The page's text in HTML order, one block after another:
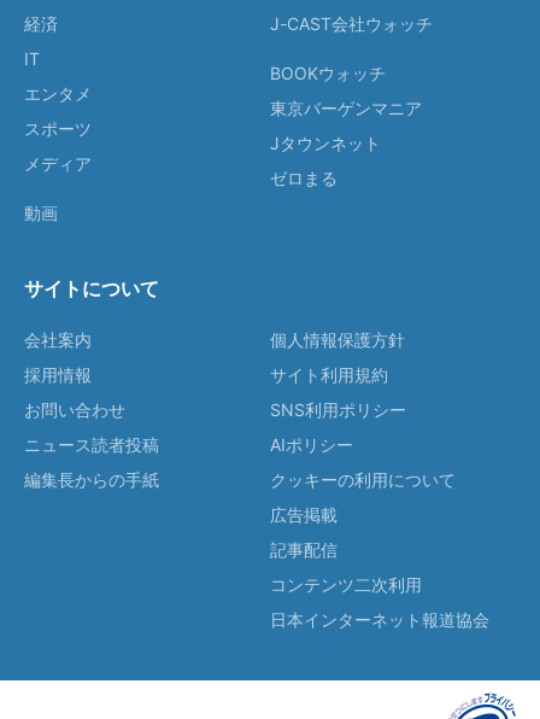
経済
IT
エンタメ
スポーツ
メディア
動画
J-CAST会社ウォッチ
BOOKウォッチ
東京バーゲンマニア
Jタウンネット
ゼロまる
サイトについて
会社案内
採用情報
お問い合わせ
ニュース読者投稿
編集長からの手紙
個人情報保護方針
サイト利用規約
SNS利用ポリシー
AIポリシー
クッキーの利用について
広告掲載
記事配信
コンテンツ二次利用
日本インターネット報道協会